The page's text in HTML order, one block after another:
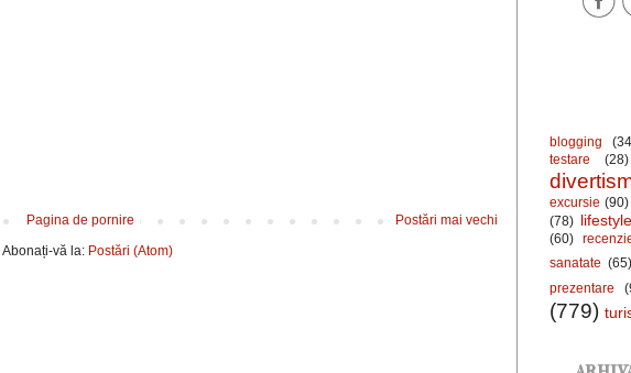
Postări mai vechi
Pagina de pornire
Abonați-vă la: Postări (Atom)
blogging
testare
(28)
excursie (90)
(78) lifestyle
(60)
sanatate (65)
prezentare
(779)